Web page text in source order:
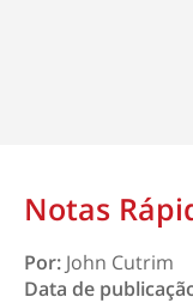
Notas
Por: John Cutrim
Data de